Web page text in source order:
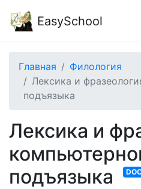
EasySchool
Главная
Филология
Лексика и
подъязыка
Лексика и
подъязыка